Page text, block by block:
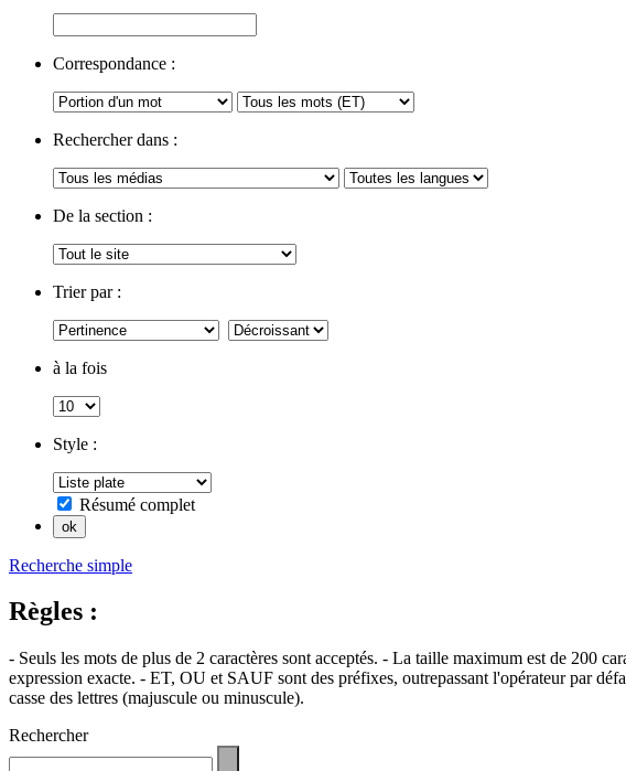
Correspondance :
Rechercher dans :
De la section :
Trier par :
à la fois
Style :
Résumé complet
Recherche simple
Règles :
- Seuls les mots de plus de 2 caractères sont acceptés. - La taille maximum est de 200
expression exacte. - ET, OU et SAUF sont des préfixes, outrepassant l'opérateur par
casse des lettres (majuscule ou minuscule).
Rechercher